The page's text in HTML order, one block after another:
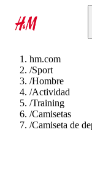
hm.com
/Sport
/Hombre
/Actividad
/Training
/Camisetas
/Camiseta de